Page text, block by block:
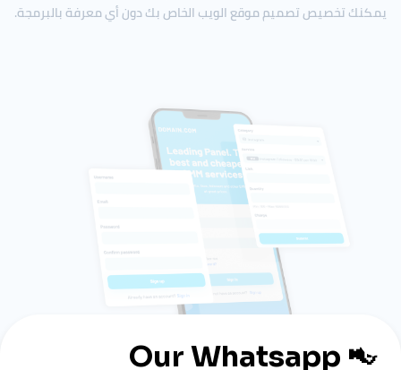
يمكنك تخصيص تصميم موقع الويب الخاص بك دون أي معرفة بالبرمجة.